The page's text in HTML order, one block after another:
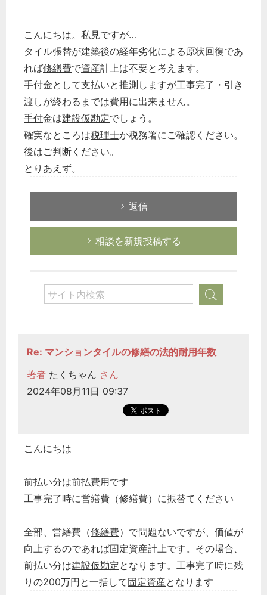
こんにちは。私見ですが…
タイル張替が建築後の経年劣化による原状回復であ
れば修繕費で資産計上は不要と考えます。
手付金として支払いと推測しますが工事完了・引き
渡しが終わるまでは費用に出来ません。
手付金は建設仮勘定でしょう。
確実なところは税理士か税務署にご確認ください。
後はご判断ください。
とりあえず。
返信
相談を新規投稿する
Re: マンションタイルの修繕の法的耐用年数
著者 たくちゃん さん
2024年08月11日 09:37
こんにちは
前払い分は前払費用です
工事完了時に営繕費（修繕費）に振替てください
全部、営繕費（修繕費）で問題ないですが、価値が
向上するのであれば固定資産計上です。その場合、
前払い分は建設仮勘定となります。工事完了時に残
りの200万円と一括して固定資産となります